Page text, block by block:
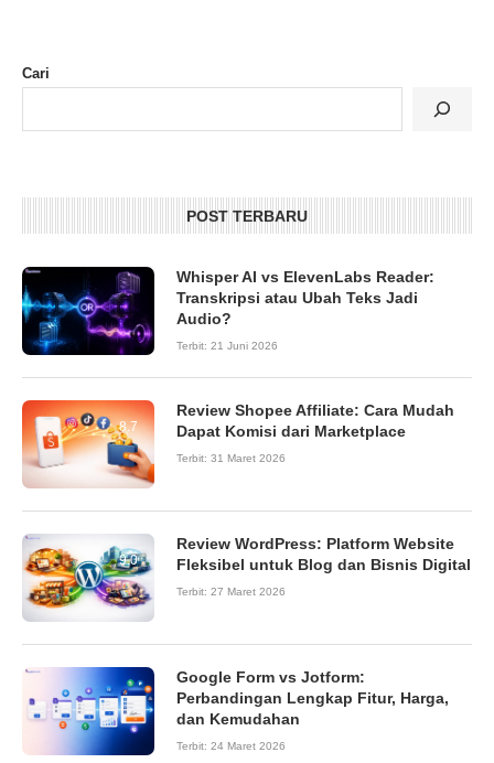
Cari
POST TERBARU
Whisper AI vs ElevenLabs Reader:
Transkripsi atau Ubah Teks Jadi
Audio?
Terbit: 21 Juni 2026
8.7
Review Shopee Affiliate: Cara Mudah
Dapat Komisi dari Marketplace
Terbit: 31 Maret 2026
9.0
Review WordPress: Platform Website
Fleksibel untuk Blog dan Bisnis Digital
Terbit: 27 Maret 2026
Google Form vs Jotform:
Perbandingan Lengkap Fitur, Harga,
dan Kemudahan
Terbit: 24 Maret 2026